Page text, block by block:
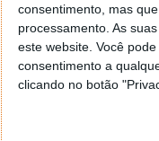
consentimento, mas
processamento. As
este website. Você
consentimento a
clicando no botão